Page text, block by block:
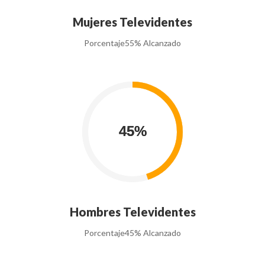
Mujeres Televidentes
Porcentaje55% Alcanzado
Hombres Televidentes
Porcentaje45% Alcanzado